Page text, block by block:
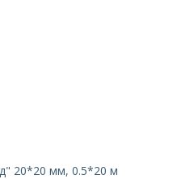
20*20 мм, 0.5*20 м